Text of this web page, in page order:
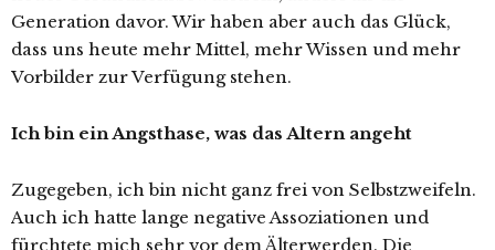
Generation davor. Wir haben aber auch das Glück,
dass uns heute mehr Mittel, mehr Wissen und mehr
Vorbilder zur Verfügung stehen.
Ich bin ein Angsthase, was das Altern angeht
Zugegeben, ich bin nicht ganz frei von Selbstzweifeln.
Auch ich hatte lange negative Assoziationen und
fürchtete mich sehr vor dem Älterwerden. Die